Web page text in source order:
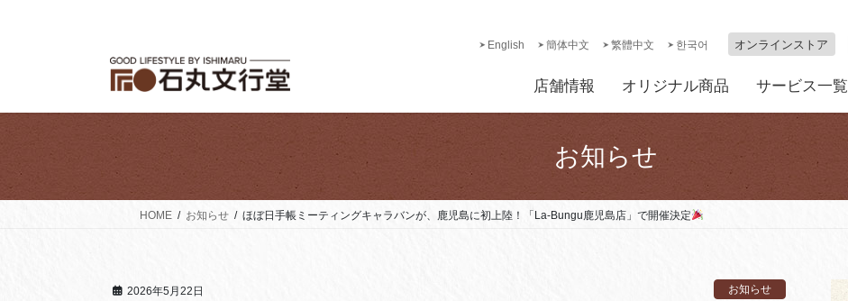
へ
プ
ョ
動
English 簡体中文 繁體中文 한국어 オンラインストア
店舗情報 オリジナル商品 サービス一覧
お知らせ
HOME お知らせ ほぼ日手帳ミーティングキャラバンが、鹿児島に初上陸！「La-Bungu鹿児島店」で開催決定
2026年5月22日 お知らせ